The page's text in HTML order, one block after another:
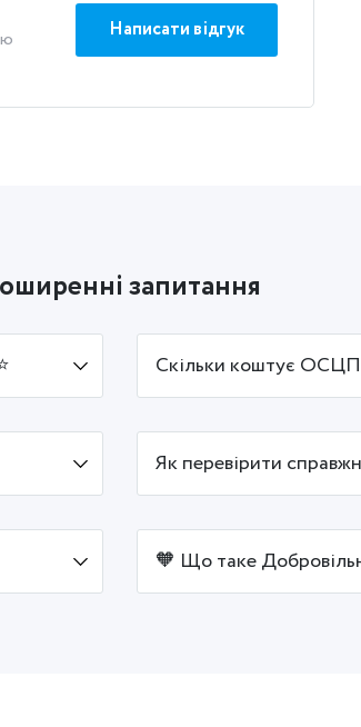
Написати відгук
запитання
Скільки коштує
Як перевірити
🧡 Що таке